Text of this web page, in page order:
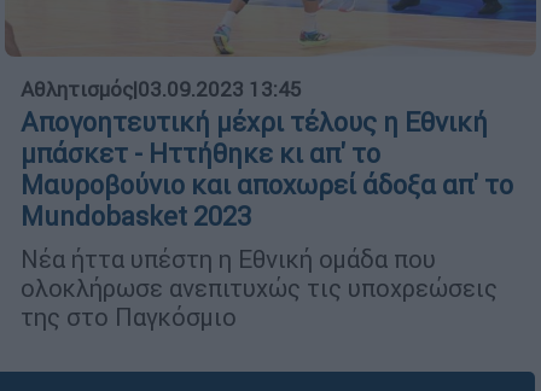
Αθλητισμός|03.09.2023 13:45
Απογοητευτική μέχρι τέλους η Εθνική
μπάσκετ - Ηττήθηκε κι απ' το
Μαυροβούνιο και αποχωρεί άδοξα απ' το
Mundobasket 2023
Νέα ήττα υπέστη η Εθνική ομάδα που
ολοκλήρωσε ανεπιτυχώς τις υποχρεώσεις
της στο Παγκόσμιο